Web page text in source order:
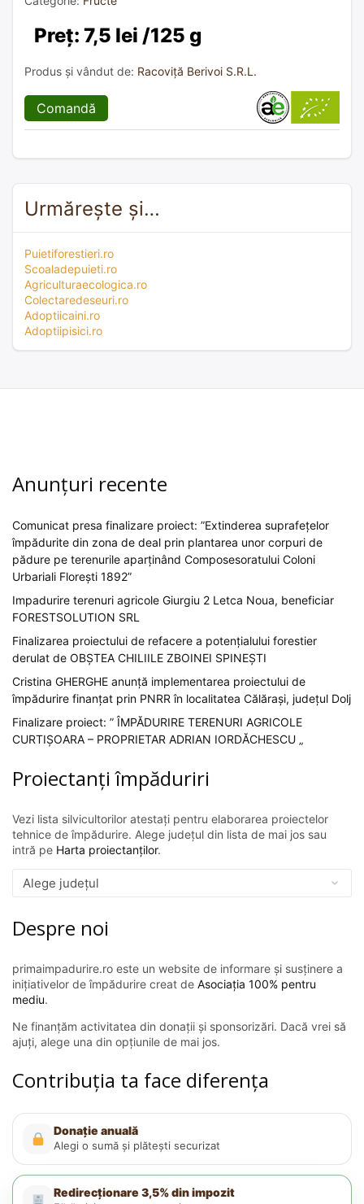
Preț: 7,5 lei /125 g
Produs și vândut de: Racoviță Berivoi S.R.L.
Comandă
Urmărește și…
Puietiforestieri.ro
Scoaladepuieti.ro
Agriculturaecologica.ro
Colectaredeseuri.ro
Adoptiicaini.ro
Adoptiipisici.ro
Anunțuri recente
Comunicat presa finalizare proiect: ”Extinderea suprafețelor
împădurite din zona de deal prin plantarea unor corpuri de
pădure pe terenurile aparținând Composesoratului Coloni
Urbariali Florești 1892”
Impadurire terenuri agricole Giurgiu 2 Letca Noua, beneficiar
FORESTSOLUTION SRL
Finalizarea proiectului de refacere a potențialului forestier
derulat de OBȘTEA CHILIILE ZBOINEI SPINEȘTI
Cristina GHERGHE anunță implementarea proiectului de
împădurire finanțat prin PNRR în localitatea Călărași, județul Dolj
Finalizare proiect: ” ÎMPĂDURIRE TERENURI AGRICOLE
CURTIȘOARA – PROPRIETAR ADRIAN IORDĂCHESCU „
Proiectanți împăduriri
Vezi lista silvicultorilor atestați pentru elaborarea proiectelor
tehnice de împădurire. Alege județul din lista de mai jos sau
intră pe Harta proiectanților.
Despre noi
primaimpadurire.ro este un website de informare și susținere a
inițiativelor de împădurire creat de Asociația 100% pentru
mediu.
Ne finanțăm activitatea din donații și sponsorizări. Dacă vrei să
ajuți, alege una din opțiunile de mai jos.
Contribuția ta face diferența
Donație anuală
Alegi o sumă și plătești securizat
Redirecționare 3,5% din impozit